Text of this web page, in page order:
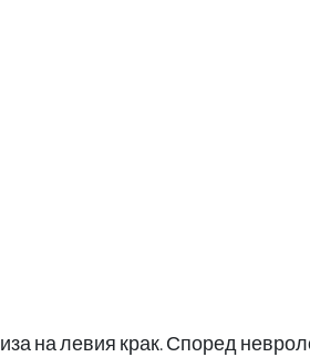
на левия крак. Според